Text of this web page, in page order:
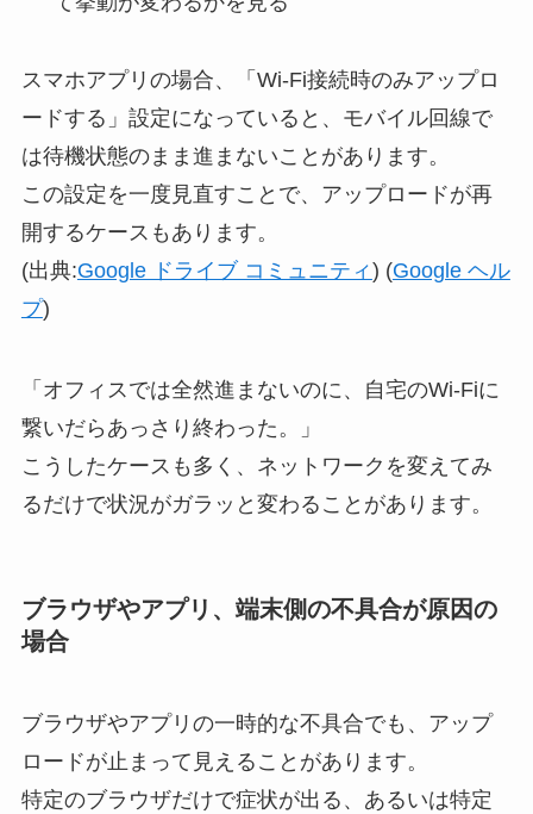
スマホアプリの場合、「Wi-Fi接続時のみアップロ
ードする」設定になっていると、モバイル回線で
は待機状態のまま進まないことがあります。
この設定を一度見直すことで、アップロードが再
開するケースもあります。
(出典:Google ドライブ コミュニティ) (Google ヘル
プ)
「オフィスでは全然進まないのに、自宅のWi-Fiに
繋いだらあっさり終わった。」
こうしたケースも多く、ネットワークを変えてみ
るだけで状況がガラッと変わることがあります。
ブラウザやアプリ、端末側の不具合が原因の
場合
ブラウザやアプリの一時的な不具合でも、アップ
ロードが止まって見えることがあります。
特定のブラウザだけで症状が出る、あるいは特定